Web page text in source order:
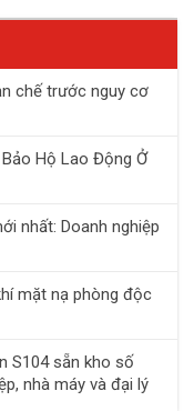
chế trước nguy cơ
Bảo Hộ Lao Động Ở
nhất: Doanh nghiệp
mặt nạ phòng độc
S104 sẵn kho số
nhà máy và đại lý